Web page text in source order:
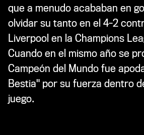
que a menudo acababan en
olvidar su tanto en el 4-2
Liverpool en la Champions
Cuando en el mismo año se
Campeón del Mundo fue
Bestia" por su fuerza dentro
juego.